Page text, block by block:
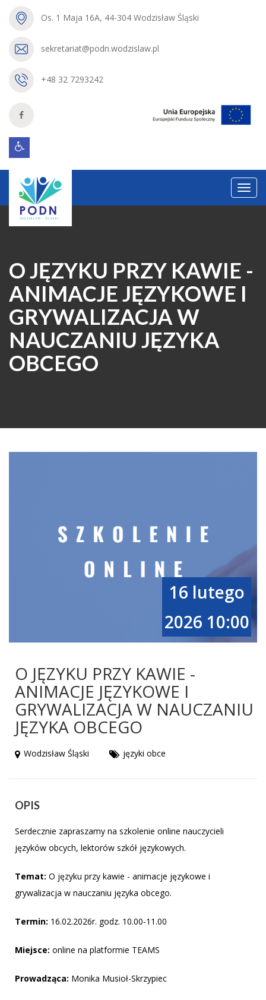
Os. 1 Maja 16A, 44-304 Wodzisław Śląski
sekretariat@podn.wodzislaw.pl
+48 32 7293242
Menu
O JĘZYKU PRZY KAWIE -
ANIMACJE JĘZYKOWE I
GRYWALIZACJA W
NAUCZANIU JĘZYKA
OBCEGO
16 lutego
2026 10:00
O JĘZYKU PRZY KAWIE -
ANIMACJE JĘZYKOWE I
GRYWALIZACJA W NAUCZANIU
JĘZYKA OBCEGO
Wodzisław Śląski języki obce
OPIS
Serdecznie zapraszamy na szkolenie online nauczycieli
języków obcych, lektorów szkół językowych.
Temat: O języku przy kawie - animacje językowe i
grywalizacja w nauczaniu języka obcego.
Termin: 16.02.2026r. godz. 10.00-11.00
Miejsce: online na platformie TEAMS
Prowadząca: Monika Musioł-Skrzypiec